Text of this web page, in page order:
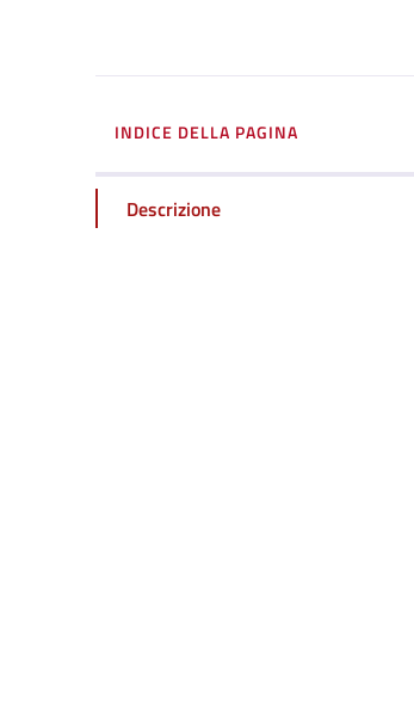
INDICE DELLA PAGINA
Descrizione